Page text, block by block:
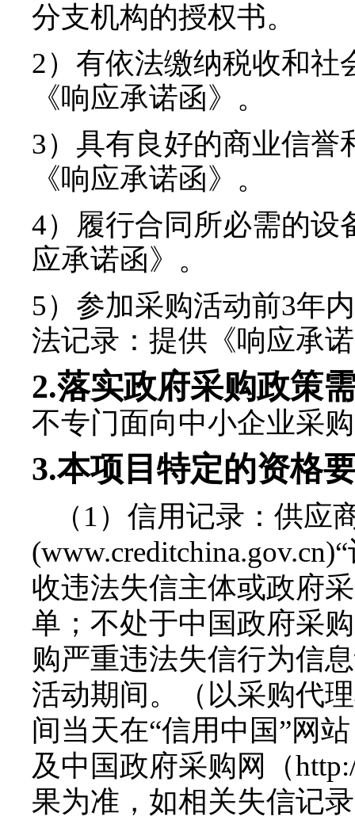
分支机构的授权书。
2）有依法缴纳税收和
《响应承诺函》 。
3）具有良好的商业信
《响应承诺函》 。
4）履行合同所必需的设
应承诺函》 。
5）参加采购活动前3年
法记录： 提供 《响应承
2.落实政府采购政策
不专门面向中小企业采
3.本项目特定的资格
（1） 信用记录：供应
收违法失信主体或政府
单；不处于中国政府采
购严重违法失信行为信
活动期间。（以采购代
间当天在“信用中国”网
及中国政府采购网（
果为准，如相关失信记